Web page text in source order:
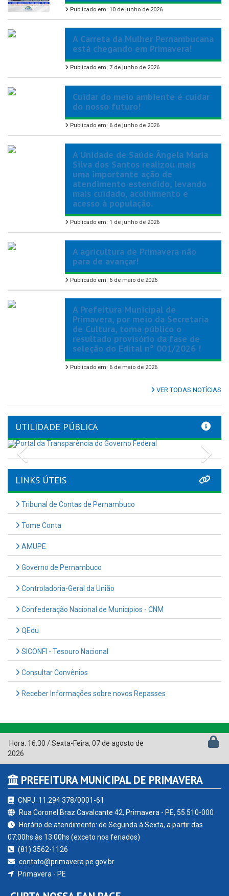
Publicado em: 10 de junho de 2026
A Carreta da Mulher Pernambucana
está chegando em Primavera!
Publicado em: 7 de junho de 2026
Cuidar do meio ambiente é cuidar
do nosso futuro!
Publicado em: 6 de junho de 2026
A Unidade de Saúde Ângela Maria
Silva dos Santos realizou mais
uma importante ação de
atendimento estendido, levando
mais cuidado, acolhimento e
acesso à população.
Publicado em: 1 de junho de 2026
A agricultura de Primavera não
para de avançar!
Publicado em: 6 de maio de 2026
A Prefeitura Municipal de
Primavera, por meio da Secretaria
de Cultura, torna público o
resultado provisório da fase de
seleção do Edital nº 001/2026 !
Publicado em: 6 de maio de 2026
VER TODAS NOTÍCIAS
UTILIDADE PÚBLICA
Previous
LINKS ÚTEIS
Tribunal de Contas de Pernambuco
Tome Conta
AMUPE
Governo de Pernambuco
Controladoria-Geral da União
Confederação Nacional de Municípios - CNM
QEdu
SICONFI - Tesouro Nacional
Consultar Convênios
Receber Informações sobre novos Repasses
Hora: 16:30 /Sexta-Feira, 07 de agosto de
2026
PREFEITURA MUNICIPAL DE PRIMAVERA
CNPJ: 11.294.378/0001-61
Rua Coronel Braz Cavalcante 42, Primavera - PE, 55.510-000
Horário de atendimento: de Segunda à Sexta, a partir das
07:00hs às 13:00hs (exceto nos feriados)
(81) 3562-1126
contato@primavera.pe.gov.br
Primavera - PE